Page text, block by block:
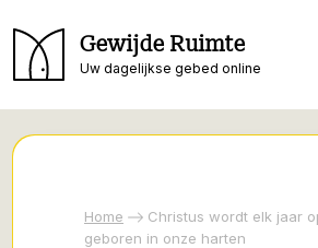
Gewijde Ruimte
Uw dagelijkse gebed online
Home
Christus wordt elk jaar
geboren in onze harten